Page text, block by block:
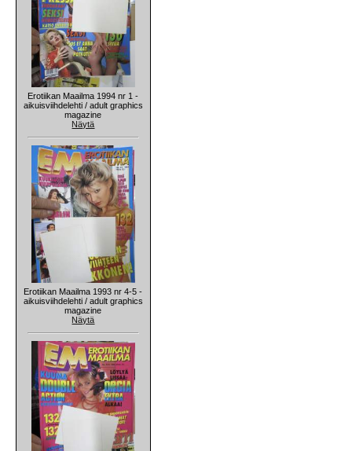
Erotiikan Maailma 1994 nr 1 -
aikuisviihdelehti / adult graphics
magazine
Näytä
Erotiikan Maailma 1993 nr 4-5 -
aikuisviihdelehti / adult graphics
magazine
Näytä